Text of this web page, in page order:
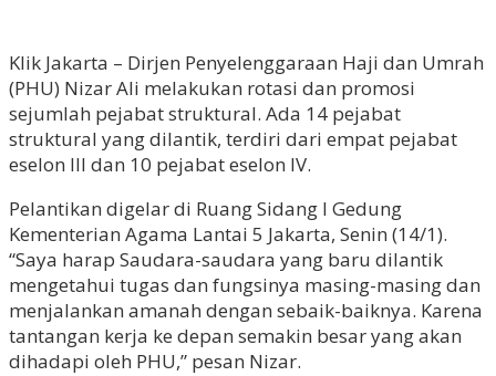
Klik Jakarta – Dirjen Penyelenggaraan Haji dan Umrah
(PHU) Nizar Ali melakukan rotasi dan promosi
sejumlah pejabat struktural. Ada 14 pejabat
struktural yang dilantik, terdiri dari empat pejabat
eselon III dan 10 pejabat eselon IV.
Pelantikan digelar di Ruang Sidang I Gedung
Kementerian Agama Lantai 5 Jakarta, Senin (14/1).
“Saya harap Saudara-saudara yang baru dilantik
mengetahui tugas dan fungsinya masing-masing dan
menjalankan amanah dengan sebaik-baiknya. Karena
tantangan kerja ke depan semakin besar yang akan
dihadapi oleh PHU,” pesan Nizar.